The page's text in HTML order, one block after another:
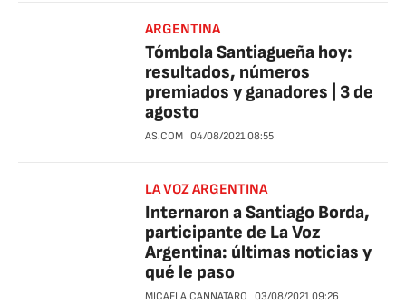
ARGENTINA
Tómbola Santiagueña hoy:
resultados, números
premiados y ganadores | 3 de
agosto
AS.COM 04/08/2021 08:55
LA VOZ ARGENTINA
Internaron a Santiago Borda,
participante de La Voz
Argentina: últimas noticias y
qué le paso
MICAELA CANNATARO 03/08/2021 09:26